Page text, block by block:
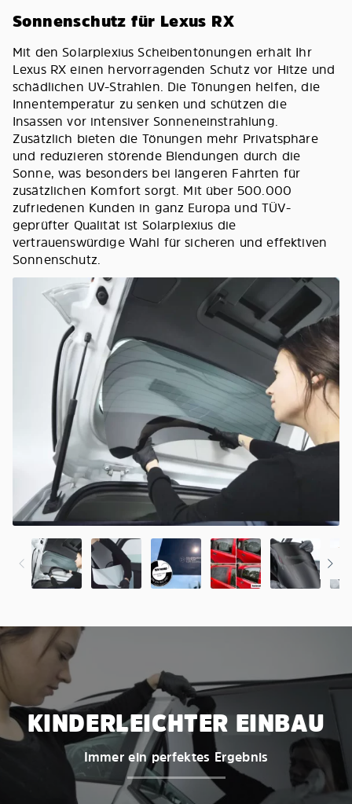
Sonnenschutz für Lexus RX
Mit den Solarplexius Scheibentönungen erhält Ihr
Lexus RX einen hervorragenden Schutz vor Hitze und
schädlichen UV-Strahlen. Die Tönungen helfen, die
Innentemperatur zu senken und schützen die
Insassen vor intensiver Sonneneinstrahlung.
Zusätzlich bieten die Tönungen mehr Privatsphäre
und reduzieren störende Blendungen durch die
Sonne, was besonders bei längeren Fahrten für
zusätzlichen Komfort sorgt. Mit über 500.000
zufriedenen Kunden in ganz Europa und TÜV-
geprüfter Qualität ist Solarplexius die
vertrauenswürdige Wahl für sicheren und effektiven
Sonnenschutz.
KINDERLEICHTER EINBAU
Immer ein perfektes Ergebnis